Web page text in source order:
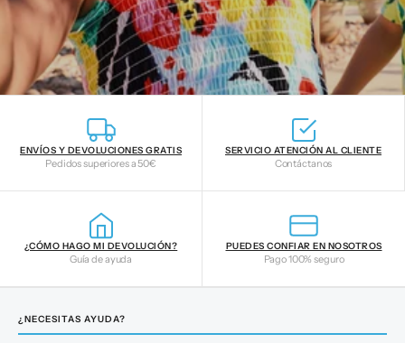
ENVÍOS Y DEVOLUCIONES GRATIS
Pedidos superiores a 50€
SERVICIO ATENCIÓN AL CLIENTE
Contáctanos
¿CÓMO HAGO MI DEVOLUCIÓN?
Guía de ayuda
PUEDES CONFIAR EN NOSOTROS
Pago 100% seguro
¿NECESITAS AYUDA?